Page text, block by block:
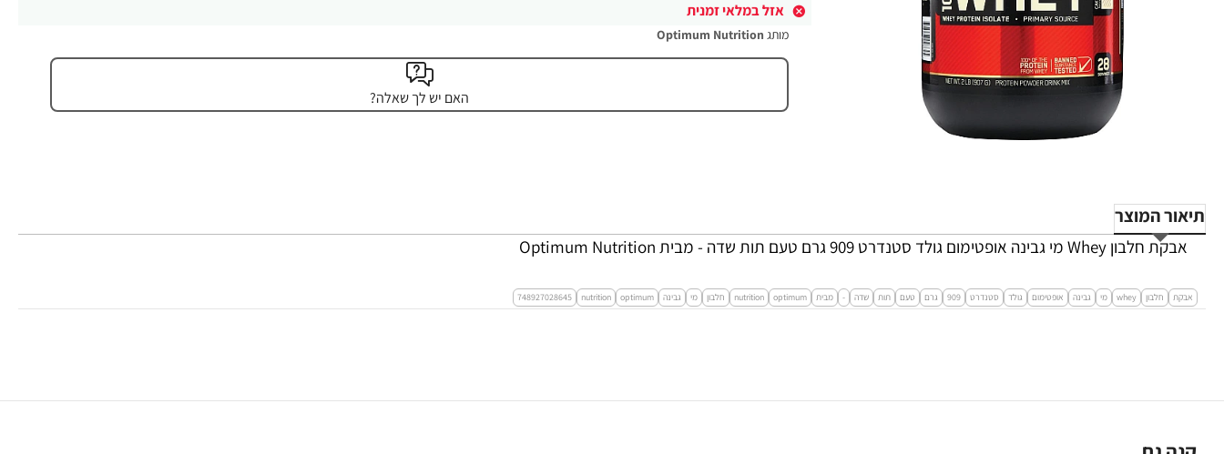
-23%
אזל במלאי זמנית
מותג Optimum Nutrition
האם יש לך שאלה?
תיאור המוצר
אבקת חלבון Whey מי גבינה אופטימום גולד סטנדרט 909 גרם טעם תות שדה - מבית Optimum Nutrition
אבקת חלבון whey מי גבינה אופטימום גולד סטנדרט 909 גרם טעם תות שדה - מבית optimum
nutrition חלבון מי גבינה optimum
nutrition
748927028645